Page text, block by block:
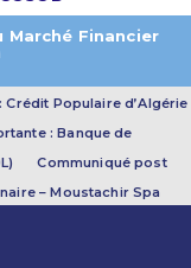
Financier
Populaire d’Algérie
: Banque de
Communiqué post
– Moustachir Spa